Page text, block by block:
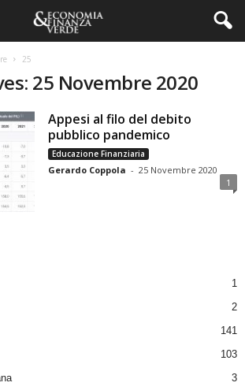
25
25 Novembre 2020
Appesi al filo del debito
pubblico pandemico
Educazione Finanziaria
Gerardo Coppola - 25 Novembre 2020
1
1
2
141
103
3